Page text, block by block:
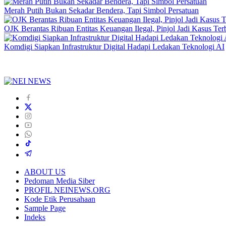
Merah Putih Bukan Sekadar Bendera, Tapi Simbol Persatuan
OJK Berantas Ribuan Entitas Keuangan Ilegal, Pinjol Jadi Kasus
Komdigi Siapkan Infrastruktur Digital Hadapi Ledakan Teknologi AI
ABOUT US
Pedoman Media Siber
PROFIL NEINEWS.ORG
Kode Etik Perusahaan
Sample Page
Indeks